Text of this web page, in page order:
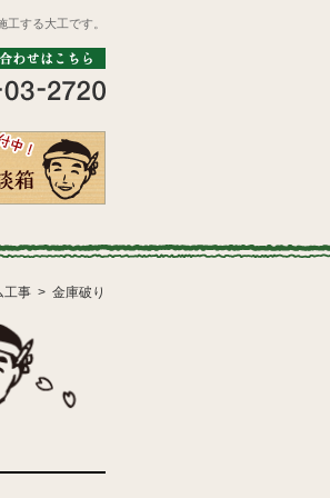
する大工です。
工事 金庫破り